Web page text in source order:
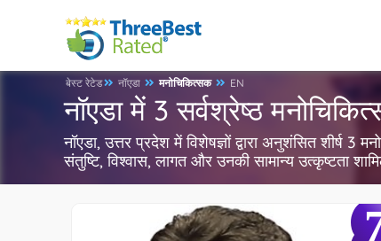
बेस्ट रेटेड नॉएडा मनोचिकित्सक EN
नॉएडा में 3 सर्वश्रेष्ठ
नॉएडा, उत्तर प्रदेश में विशेषज्ञों द्वारा अनुशंसित शीर्ष 3
संतुष्टि, विश्वास, लागत और उनकी सामान्य उत्कृष्टता